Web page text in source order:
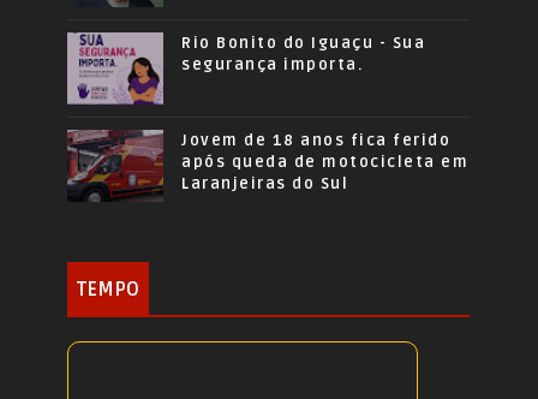
Rio Bonito do Iguaçu - Sua
segurança importa.
Jovem de 18 anos fica ferido
após queda de motocicleta em
Laranjeiras do Sul
TEMPO